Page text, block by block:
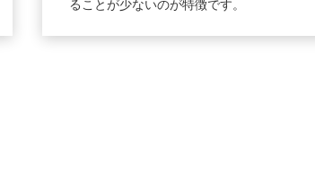
ることが少ないのが特徴です。